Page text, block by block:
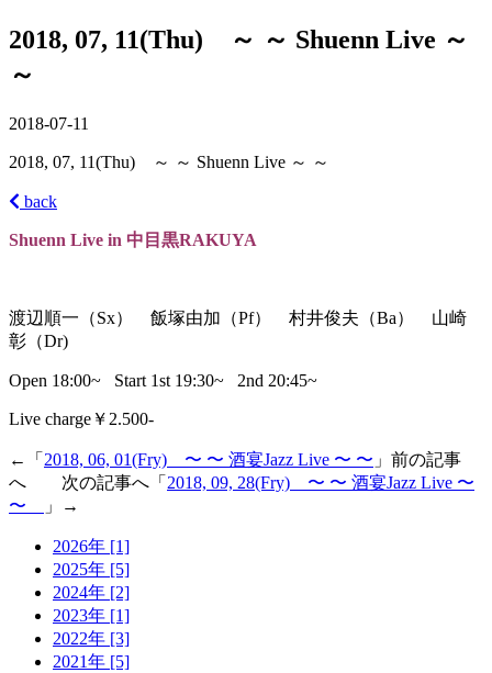
2018, 07, 11(Thu) ～ ～ Shuenn Live ～
～
2018-07-11
2018, 07, 11(Thu) ～ ～ Shuenn Live ～ ～
back
Shuenn Live in 中目黒RAKUYA
渡辺順一（Sx） 飯塚由加（Pf） 村井俊夫（Ba） 山崎
彰（Dr)
Open 18:00~ Start 1st 19:30~ 2nd 20:45~
Live charge￥2.500-
←「 2018, 06, 01(Fry) 〜 〜 酒宴Jazz Live 〜 〜 」前の記事
へ 次の記事へ「 2018, 09, 28(Fry) 〜 〜 酒宴Jazz Live 〜
〜
」→
2026年 [1]
2025年 [5]
2024年 [2]
2023年 [1]
2022年 [3]
2021年 [5]